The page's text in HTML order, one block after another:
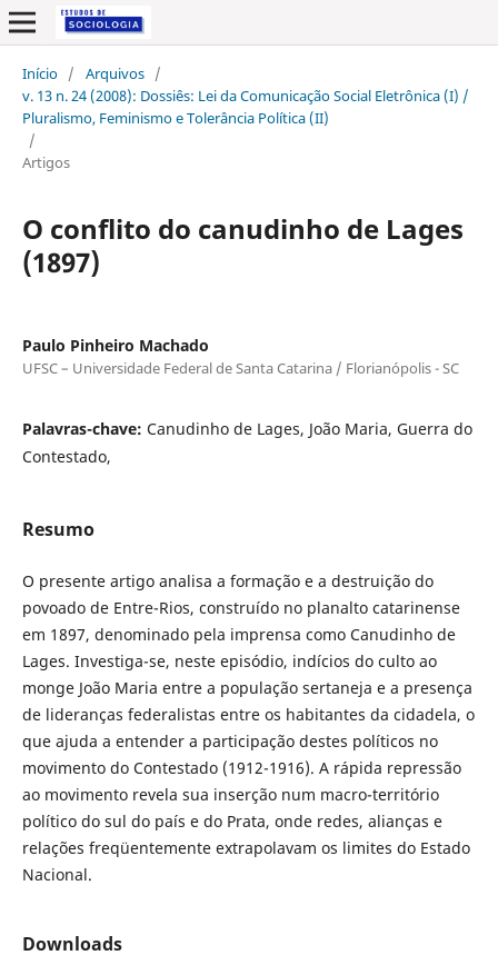
Início / Arquivos /
v. 13 n. 24 (2008): Dossiês: Lei da Comunicação Social Eletrônica (I) /
Pluralismo, Feminismo e Tolerância Política (II)
/
Artigos
O conflito do canudinho de Lages
(1897)
Paulo Pinheiro Machado
UFSC – Universidade Federal de Santa Catarina / Florianópolis - SC
Palavras-chave: Canudinho de Lages, João Maria, Guerra do
Contestado,
Resumo
O presente artigo analisa a formação e a destruição do
povoado de Entre-Rios, construído no planalto catarinense
em 1897, denominado pela imprensa como Canudinho de
Lages. Investiga-se, neste episódio, indícios do culto ao
monge João Maria entre a população sertaneja e a presença
de lideranças federalistas entre os habitantes da cidadela, o
que ajuda a entender a participação destes políticos no
movimento do Contestado (1912-1916). A rápida repressão
ao movimento revela sua inserção num macro-território
político do sul do país e do Prata, onde redes, alianças e
relações freqüentemente extrapolavam os limites do Estado
Nacional.
Downloads